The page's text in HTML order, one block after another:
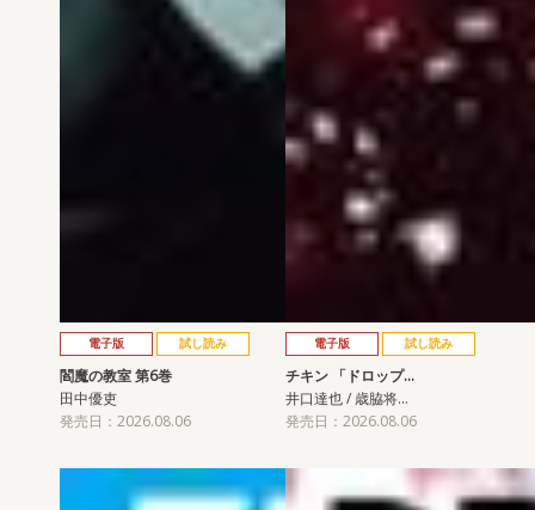
電子版 試し読み
閻魔の教室 第6巻
田中優吏
発売日：2026.08.06
電子版 試し読み
チキン 「ドロップ…
井口達也 / 歳脇将…
発売日：2026.08.06